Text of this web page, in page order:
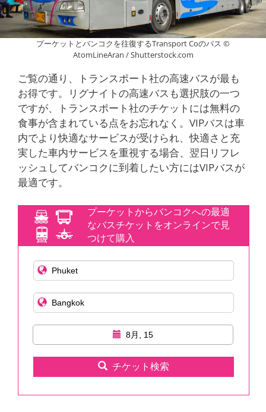
プーケットとバンコクを往復するTransport Coのバス ©
AtomLineAran / Shutterstock.com
ご覧の通り、トランスポート社の高速バスが最も
お得です。リグナイトの高速バスも選択肢の一つ
ですが、トランスポート社のチケットには無料の
食事が含まれている点をお忘れなく。VIPバスは車
内でより快適なサービスが受けられ、快適さと充
実した車内サービスを重視する場合、翌日リフレ
ッシュしてバンコクに到着したい方にはVIPバスが
最適です。
プーケットからバンコクへの最適
なバスチケットをオンラインで見
つけて購入
8月, 15
チケット検索